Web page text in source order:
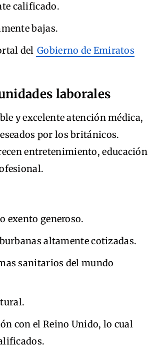
calificado.
bajas.
del Gobierno de Emiratos
laborales
y excelente atención médica,
por los británicos.
entretenimiento, educación
exento generoso.
altamente cotizadas.
sanitarios del mundo
con el Reino Unido, lo cual